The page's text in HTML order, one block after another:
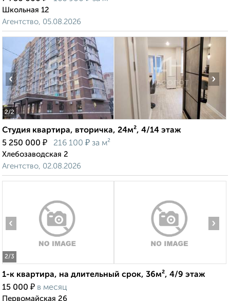
Школьная 12
Агентство, 05.08.2026
2/2
‹ ›
Студия квартира, вторичка, 24м², 4/14 этаж
5 250 000 ₽ 216 100 ₽ за м²
Хлебозаводская 2
Агентство, 02.08.2026
2/3
‹ ›
1-к квартира, на длительный срок, 36м², 4/9 этаж
15 000 ₽ в месяц
Первомайская 26